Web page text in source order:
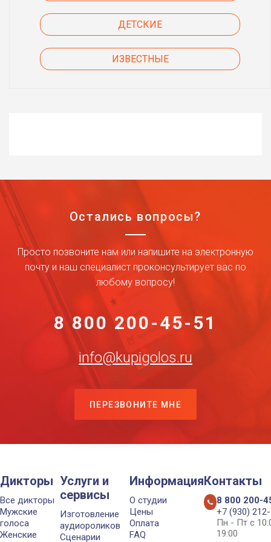
ДЕТСКИЕ
ИЗВЕСТНЫЕ
Остались вопросы?
Просто позвоните нам или напишите на электронную
почту и наш специалист проконсультирует вас по
любому вопросу!
8 800 200-45-51
info@kupigolos.ru
ПЕРЕЗВОНИТЕ МНЕ
Дикторы
Все дикторы
Мужские
голоса
Женские
Услуги и
сервисы
Изготовление
аудиороликов
Сценарии
Информация
О студии
Цены
Оплата
FAQ
Контакты
8 800 200-
+7 (930)
Пн - Пт с
19:00